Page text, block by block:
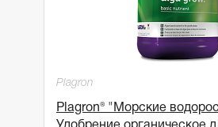
Plagron
Plagron® "Морские